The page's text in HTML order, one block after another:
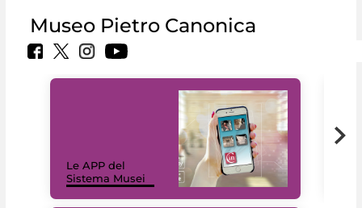
Museo Pietro Canonica
Le APP del
Sistema Musei